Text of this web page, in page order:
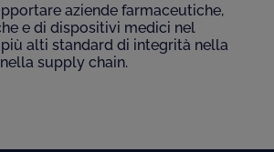
aziende farmaceutiche,
e di dispositivi medici nel
alti standard di integrità nella
supply chain.